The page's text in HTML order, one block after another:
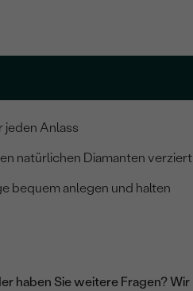
jeden Anlass
natürlichen Diamanten verziert
bequem anlegen und halten
haben Sie weitere Fragen? Wir